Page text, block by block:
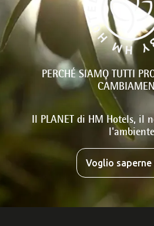
PERCHÉ SIAMO TUTTI
Il PLANET di HM Hotels, il
l'ambiente
Voglio saperne